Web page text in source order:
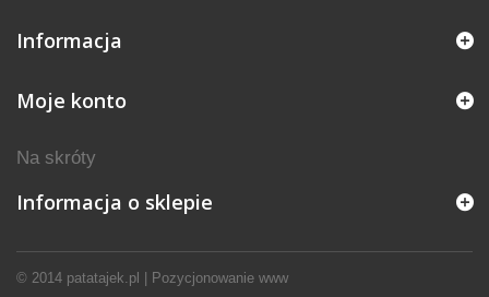
Informacja
© 2014 patatajek.pl Pozycjonowanie www
Moje konto
Na skróty
Informacja o sklepie